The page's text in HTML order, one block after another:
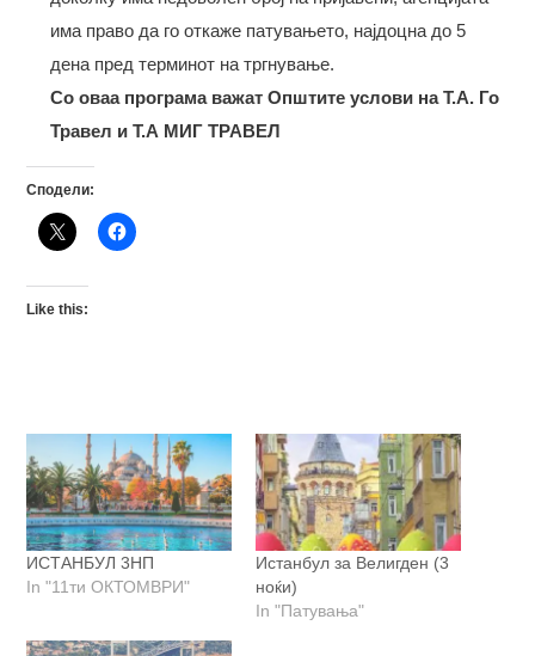
има право да го откаже патувањето, најдоцна до 5
дена пред терминот на тргнување.
Со оваа програма важат Општите услови на Т.А. Го
Травел и Т.А МИГ ТРАВЕЛ
Сподели:
Like this:
ИСТАНБУЛ 3НП
In "11ти ОКТОМВРИ"
Истанбул за Велигден (3
ноќи)
In "Патувања"